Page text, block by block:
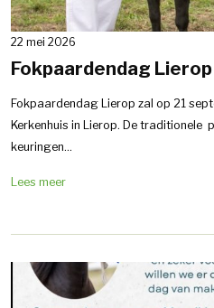
22 mei 2026
Fokpaardendag Lierop
Fokpaardendag Lierop zal op 21
Kerkenhuis in Lierop. De traditionele
keuringen...
Lees meer